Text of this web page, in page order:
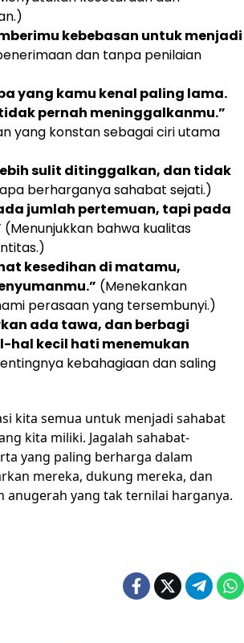
kebebasan untuk menjadi
dan tanpa penilaian
yang kamu kenal paling lama.
pernah meninggalkanmu.”
yang konstan sebagai ciri utama
sulit ditinggalkan, dan tidak
berharganya sahabat sejati.)
jumlah pertemuan, tapi pada
(Menunjukkan bahwa kualitas
kesedihan di matamu,
(Menekankan
perasaan yang tersembunyi.)
ada tawa, dan berbagi
hal kecil hati menemukan
kebahagiaan dan saling
kita semua untuk menjadi sahabat
kita miliki. Jagalah sahabat-
yang paling berharga dalam
mereka, dukung mereka, dan
anugerah yang tak ternilai harganya.